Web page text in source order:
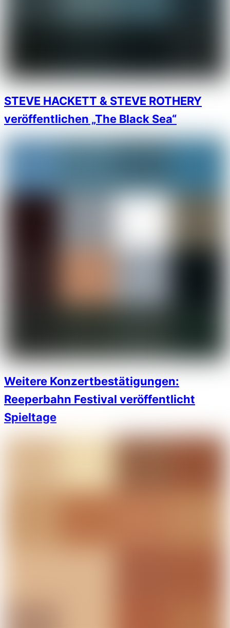
STEVE HACKETT & STEVE ROTHERY
veröffentlichen „The Black Sea“
Weitere Konzertbestätigungen:
Reeperbahn Festival veröffentlicht
Spieltage